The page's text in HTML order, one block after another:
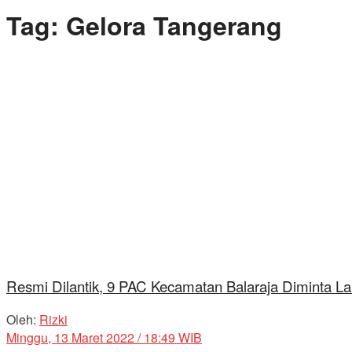
Tag: Gelora Tangerang
Resmi Dilantik, 9 PAC Kecamatan Balaraja Diminta
Oleh: Rizki
Minggu, 13 Maret 2022 / 18:49 WIB